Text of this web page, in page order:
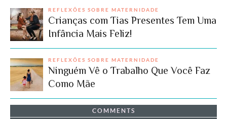
REFLEXÕES SOBRE MATERNIDADE
Crianças com Tias Presentes Tem Uma
Infância Mais Feliz!
REFLEXÕES SOBRE MATERNIDADE
Ninguém Vê o Trabalho Que Você Faz
Como Mãe
COMMENTS